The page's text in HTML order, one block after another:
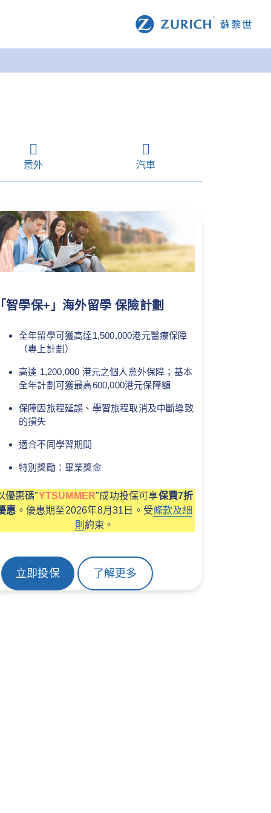
意外 汽車
智學保+」海外留學 保險計劃
全年留學可獲高達1,500,000港元醫療保障
（專上計劃）
高達 1,200,000 港元之個人意外保障；基本
全年計劃可獲最高600,000港元保障額
保障因旅程延誤、學習旅程取消及中斷導致
的損失
適合不同學習期間
特別獎勵：畢業獎金
優惠碼"YTSUMMER"成功投保可享保費7折
惠 。優惠期至2026年8月31日。受條款及細
則 約束。
立即投保 了解更多